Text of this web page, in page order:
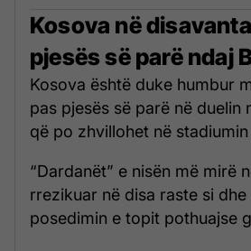
Kosova në
pjesës së parë ndaj
Kosova është duke humbur
pas pjesës së parë në duelin
që po zhvillohet në stadiumin
“Dardanët” e nisën më mirë
rrezikuar në disa raste si
posedimin e topit pothuajse